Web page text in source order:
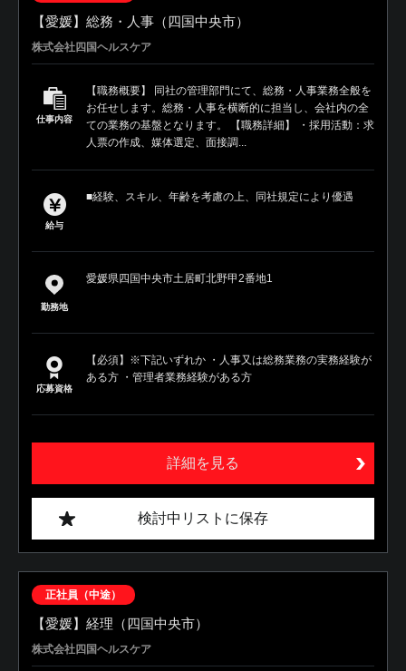
【愛媛】総務・人事（四国中央市）
株式会社四国ヘルスケア
仕事内容
【職務概要】 同社の管理部門にて、総務・人事業務全般を
お任せします。総務・人事を横断的に担当し、会社内の全
ての業務の基盤となります。 【職務詳細】 ・採用活動：求
人票の作成、媒体選定、面接調...
給与
■経験、スキル、年齢を考慮の上、同社規定により優遇
勤務地
愛媛県四国中央市土居町北野甲2番地1
応募資格
【必須】※下記いずれか ・人事又は総務業務の実務経験が
ある方 ・管理者業務経験がある方
詳細を見る
検討中リストに保存
正社員（中途）
【愛媛】経理（四国中央市）
株式会社四国ヘルスケア